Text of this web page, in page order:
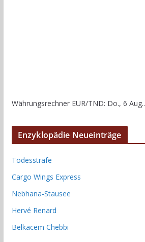
Währungsrechner EUR/TND: Do., 6 Aug..
Enzyklopädie Neueinträge
Todesstrafe
Cargo Wings Express
Nebhana-Stausee
Hervé Renard
Belkacem Chebbi